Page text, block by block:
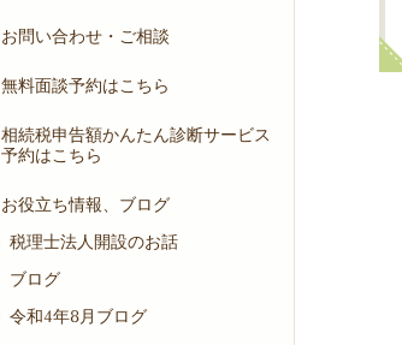
お問い合わせ・ご相談
無料面談予約はこちら
相続税申告額かんたん診断サービス
予約はこちら
お役立ち情報、ブログ
税理士法人開設のお話
ブログ
令和4年8月ブログ